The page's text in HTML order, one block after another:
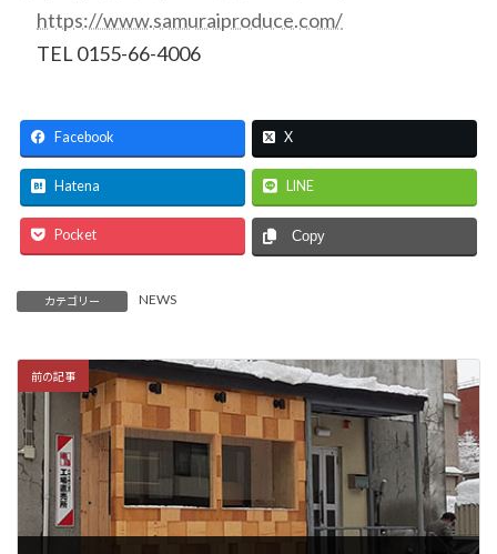
https://www.samuraiproduce.com/
TEL 0155-66-4006
Facebook X
Hatena LINE
Pocket Copy
カテゴリー NEWS
前の記事